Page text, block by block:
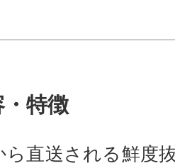
特徴
ら直送される鮮度